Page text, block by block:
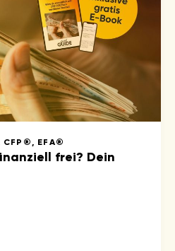
CFP®, EFA®
frei? Dein